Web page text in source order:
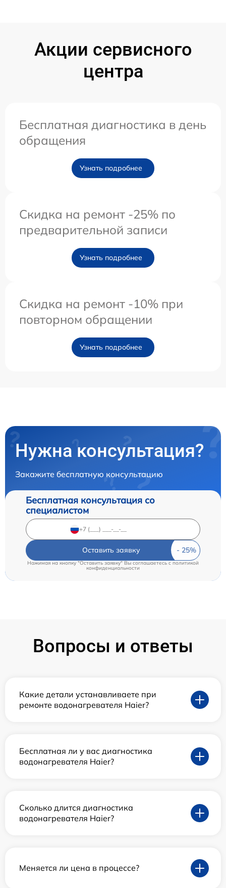
Акции сервисного
центра
Бесплатная диагностика в день
обращения
Узнать подробнее
Скидка на ремонт -25% по
предварительной записи
Узнать подробнее
Скидка на ремонт -10% при
повторном обращении
Узнать подробнее
Нужна консультация?
Закажите бесплатную консультацию
Бесплатная консультация со
специалистом
Оставить заявку
Нажимая на кнопку "Оставить заявку" Вы соглашаетесь cполитикой
конфиденциальности
Вопросы и ответы
Какие детали устанавливаете при
ремонте водонагревателя Haier?
Бесплатная ли у вас диагностика
водонагревателя Haier?
Сколько длится диагностика
водонагревателя Haier?
Меняется ли цена в процессе?